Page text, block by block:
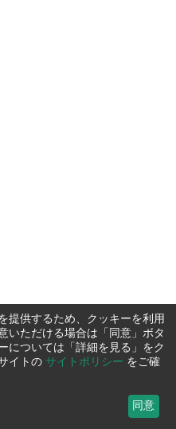
提供するため、クッキーを利用
いただける場合は「同意」ボタ
については「詳細を見る」をク
イトの サイトポリシー をご確
同意